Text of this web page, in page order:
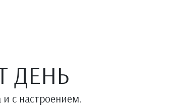
ДЕНЬ
с настроением.